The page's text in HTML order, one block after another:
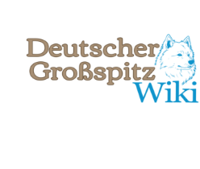
springen